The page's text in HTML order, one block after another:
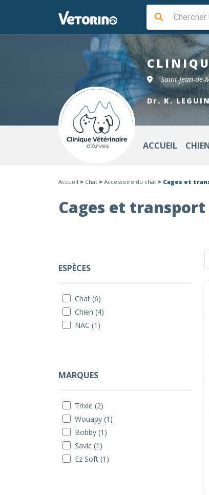
Saint-Jean-
Dr. K.
ACCUEIL
Accueil > Chat > Accessoire du chat > Cages et
Cages et
ESPÈCES
Chat (6)
Chien (4)
NAC (1)
MARQUES
Trixie (2)
Wouapy (1)
Bobby (1)
Savic (1)
Ez Soft (1)